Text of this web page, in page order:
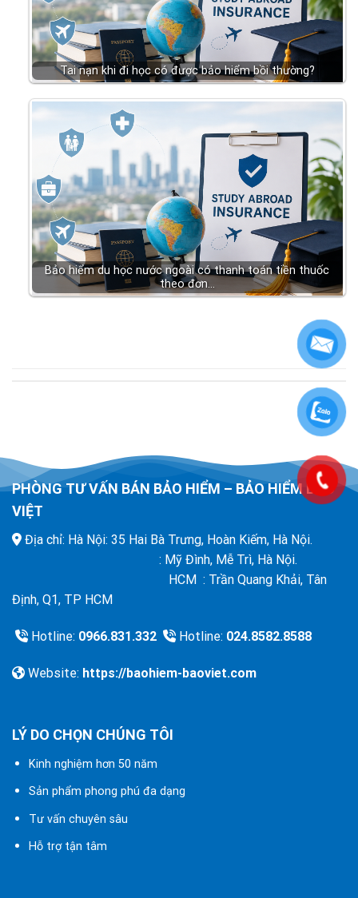
Tai nạn khi đi học có được bảo hiểm bồi thường?
Bảo hiểm du học nước ngoài có thanh toán tiền thuốc
theo đơn…
PHÒNG TƯ VẤN BÁN BẢO HIỂM – BẢO HIỂM BẢO
VIỆT
Địa chỉ: Hà Nội: 35 Hai Bà Trưng, Hoàn Kiếm, Hà Nội.
: Mỹ Đình, Mễ Trì, Hà Nội.
HCM : Trần Quang Khải, Tân
Định, Q1, TP HCM
Hotline: 0966.831.332 Hotline: 024.8582.8588
Website: https://baohiem-baoviet.com
LÝ DO CHỌN CHÚNG TÔI
Kinh nghiệm hơn 50 năm
Sản phẩm phong phú đa dạng
Tư vấn chuyên sâu
Hỗ trợ tận tâm